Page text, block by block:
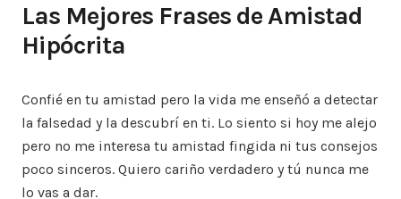
Las Mejores Frases de Amistad
Hipócrita
Confié en tu amistad pero la vida me enseñó a detectar
la falsedad y la descubrí en ti. Lo siento si hoy me alejo
pero no me interesa tu amistad fingida ni tus consejos
poco sinceros. Quiero cariño verdadero y tú nunca me
lo vas a dar.